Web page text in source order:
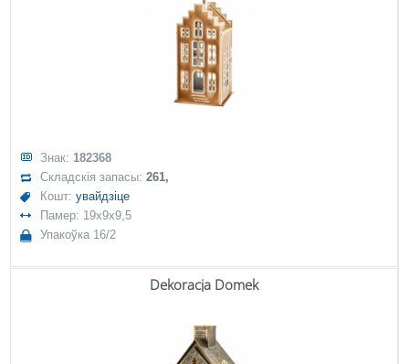
Знак: 182368
Складскія запасы:261,
Кошт:увайдзіце
Памер: 19x9x9,5
Упакоўка 16/2
Dekoracja Domek